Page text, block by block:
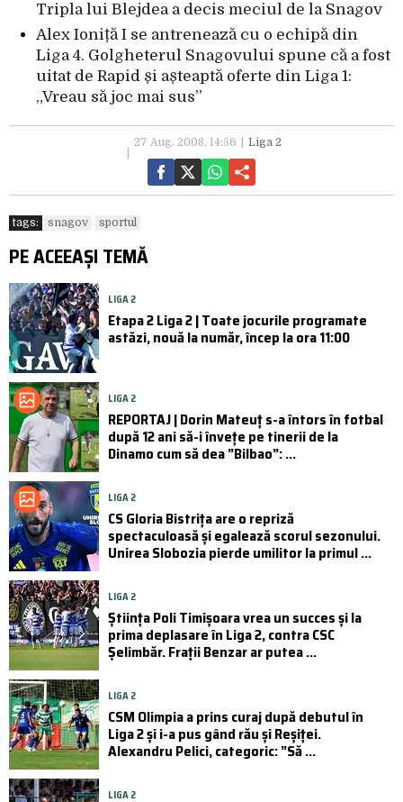
Tripla lui Blejdea a decis meciul de la Snagov
Alex Ioniță I se antrenează cu o echipă din
Liga 4. Golgheterul Snagovului spune că a fost
uitat de Rapid și așteaptă oferte din Liga 1:
„Vreau să joc mai sus”
27 Aug. 2008, 14:56 Liga 2
tags: snagov sportul
PE ACEEAȘI TEMĂ
LIGA 2
Etapa 2 Liga 2 | Toate jocurile programate
astăzi, nouă la număr, încep la ora 11:00
LIGA 2
REPORTAJ | Dorin Mateuț s-a întors în fotbal
după 12 ani să-i învețe pe tinerii de la
Dinamo cum să dea ”Bilbao”: ...
LIGA 2
CS Gloria Bistrița are o repriză
spectaculoasă și egalează scorul sezonului.
Unirea Slobozia pierde umilitor la primul ...
LIGA 2
Știința Poli Timișoara vrea un succes și la
prima deplasare în Liga 2, contra CSC
Șelimbăr. Frații Benzar ar putea ...
LIGA 2
CSM Olimpia a prins curaj după debutul în
Liga 2 și i-a pus gând rău și Reșiței.
Alexandru Pelici, categoric: ”Să ...
LIGA 2